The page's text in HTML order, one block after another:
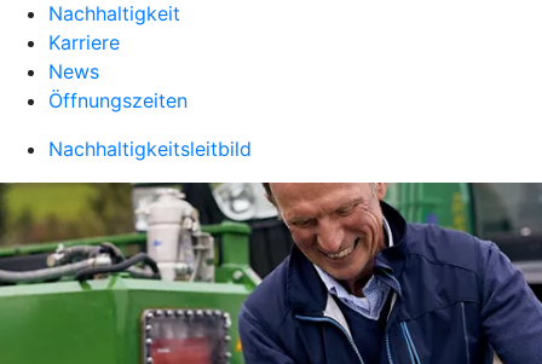
Nachhaltigkeit
Karriere
News
Öffnungszeiten
Nachhaltigkeitsleitbild